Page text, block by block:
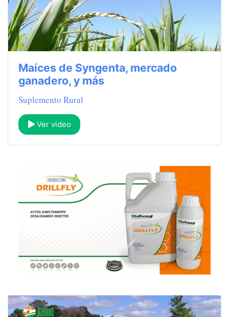
Maíces de Syngenta, mercado
ganadero, y más
Suplemento Rural
Ver video